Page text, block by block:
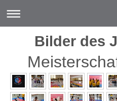
Bilder des